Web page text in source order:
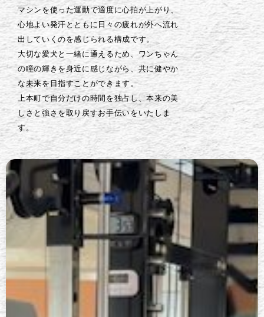
マシンを使った運動で適度に心拍が上がり、
心地よい発汗とともに日々の疲れが外へ流れ
出していくのを感じられる構成です。
大切な愛犬と一緒に通えるため、ワンちゃん
の瞳の輝きを身近に感じながら、共に健やか
な未来を目指すことができます。
上本町で自分だけの時間を独占し、本来の美
しさと強さを取り戻すお手伝いをいたしま
す。